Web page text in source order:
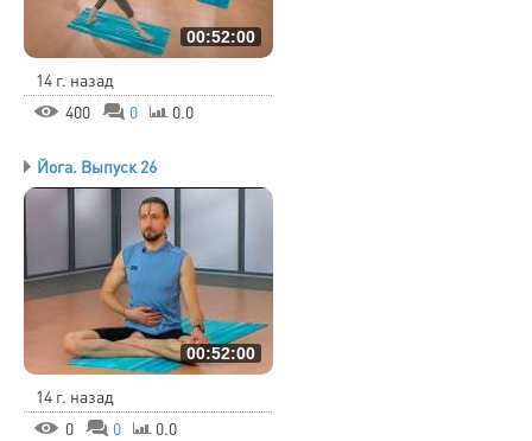
00:52:00
14 г. назад
400
0 0.0
Йога. Выпуск 26
00:52:00
14 г. назад
0
0 0.0